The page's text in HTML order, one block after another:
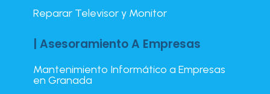
Reparar Televisor y Monitor
| Asesoramiento A Empresas
Mantenimiento Informático a Empresas
en Granada